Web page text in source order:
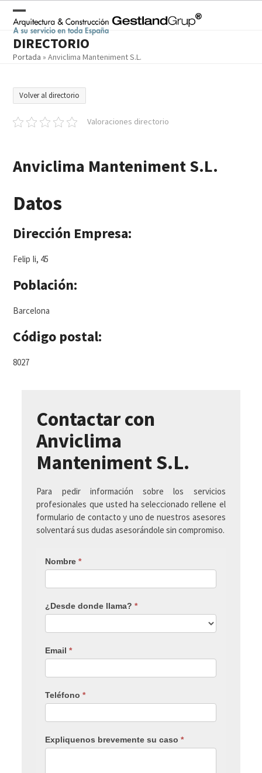
contentOpen
mobile
menu
Close
mobile
menu
DIRECTORIO
Portada »Anviclima Manteniment S.L.
Volver al directorio
Valoraciones directorio
Anviclima Manteniment S.L.
Datos
Dirección Empresa:
Felip Ii, 45
Población:
Barcelona
Código postal:
8027
Contactar con
Anviclima
Manteniment S.L.
Para pedir información sobre los servicios
profesionales que usted ha seleccionado rellene el
formulario de contacto y uno de nuestros asesores
solventará sus dudas asesorándole sin compromiso.
Nombre*
¿Desde donde llama?*
Email*
Teléfono*
Expliquenos brevemente su caso*